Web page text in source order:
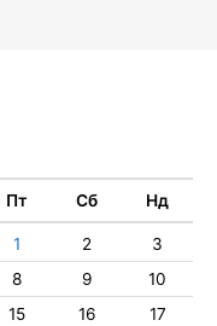
Пт Сб Нд
1 2
3
8 9
10
15 16
17